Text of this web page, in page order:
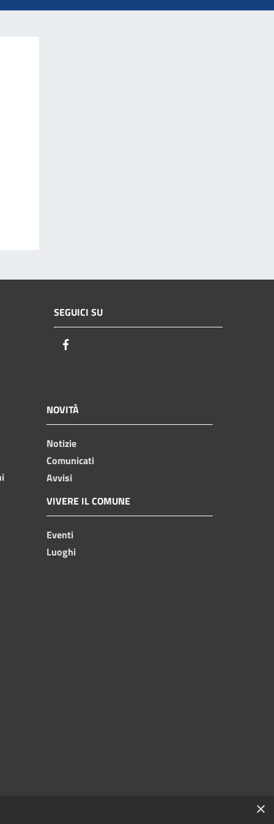
SEGUICI SU
NOVITÀ
Notizie
Comunicati
Avvisi
VIVERE IL COMUNE
Eventi
Luoghi
×